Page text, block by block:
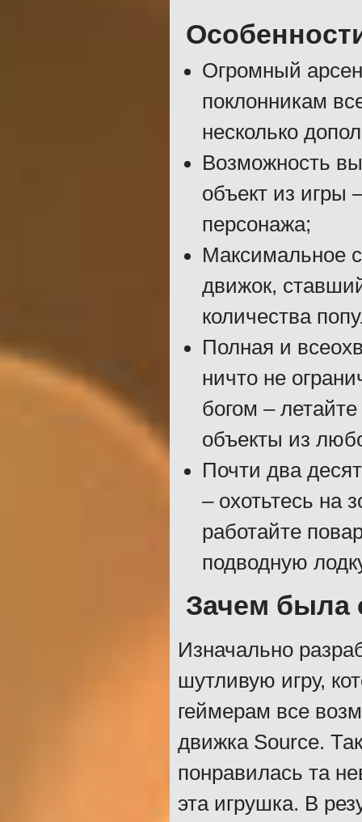
Огромный
поклонникам
несколько
Возможность
объект из игры
персонажа;
Максимальное
движок,
количества
Полная и
ничто не
богом –
объекты из
Почти два
– охотьтесь на
работайте
подводную
Зачем была
Изначально
шутливую игру,
геймерам все
движка Source.
понравилась та
эта игрушка. В